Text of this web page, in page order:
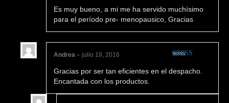
en4de 5
Es muy bueno, a mi me ha servido muchísimo
para el período pre- menopausico, Gracias
5de 5
Andrea – julio 19, 2016
Gracias por ser tan eficientes en el despacho.
Encantada con los productos.